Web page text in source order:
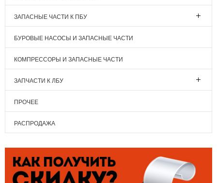
ЗАПАСНЫЕ ЧАСТИ К ПБУ
БУРОВЫЕ НАСОСЫ И ЗАПАСНЫЕ ЧАСТИ
КОМПРЕССОРЫ И ЗАПАСНЫЕ ЧАСТИ
ЗАПЧАСТИ К ЛБУ
ПРОЧЕЕ
РАСПРОДАЖА